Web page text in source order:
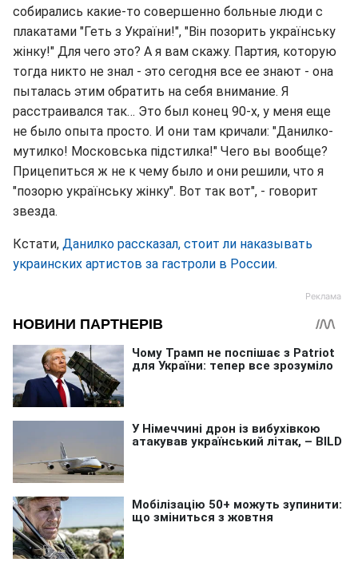
собирались какие-то совершенно больные люди с
плакатами "Геть з України!", "Він позорить українську
жінку!" Для чего это? А я вам скажу. Партия, которую
тогда никто не знал - это сегодня все ее знают - она
пыталась этим обратить на себя внимание. Я
расстраивался так… Это был конец 90-х, у меня еще
не было опыта просто. И они там кричали: "Данилко-
мутилко! Московська підстилка!" Чего вы вообще?
Прицепиться ж не к чему было и они решили, что я
"позорю українську жінку". Вот так вот", - говорит
звезда.
Кстати, Данилко рассказал, стоит ли наказывать
украинских артистов за гастроли в России.